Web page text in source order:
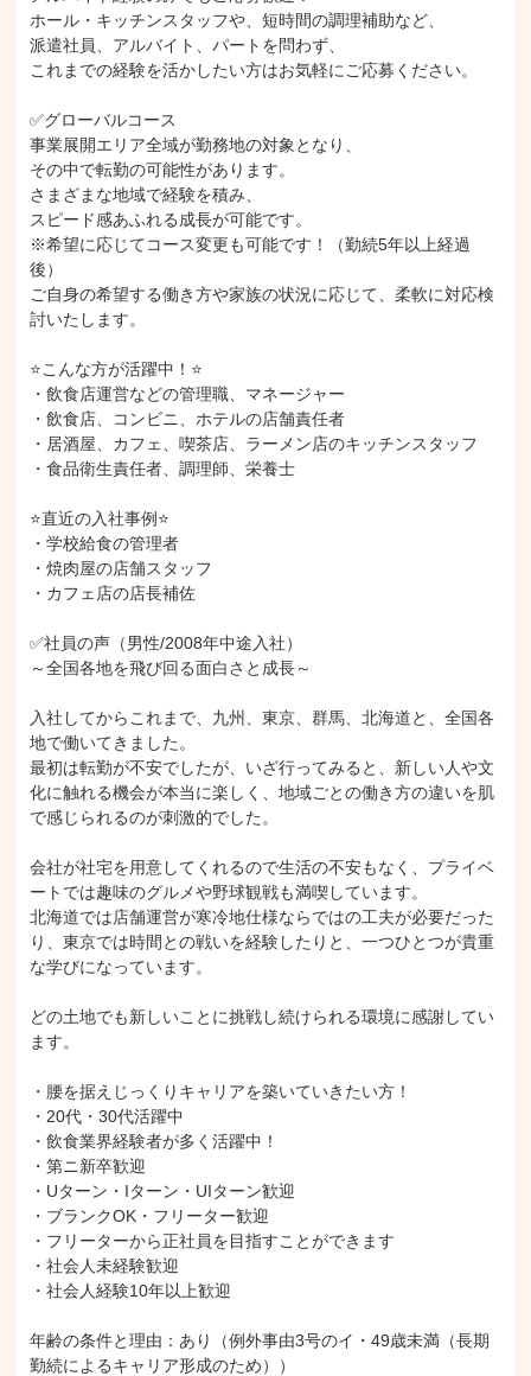
ホール・キッチンスタッフや、短時間の調理補助など、
派遣社員、アルバイト、パートを問わず、
これまでの経験を活かしたい方はお気軽にご応募ください。
✅グローバルコース
事業展開エリア全域が勤務地の対象となり、
その中で転勤の可能性があります。
さまざまな地域で経験を積み、
スピード感あふれる成長が可能です。
※希望に応じてコース変更も可能です！（勤続5年以上経過
後）
ご自身の希望する働き方や家族の状況に応じて、柔軟に対応検
討いたします。
⭐こんな方が活躍中！⭐
・飲食店運営などの管理職、マネージャー
・飲食店、コンビニ、ホテルの店舗責任者
・居酒屋、カフェ、喫茶店、ラーメン店のキッチンスタッフ
・食品衛生責任者、調理師、栄養士
⭐直近の入社事例⭐
・学校給食の管理者
・焼肉屋の店舗スタッフ
・カフェ店の店長補佐
✅社員の声（男性/2008年中途入社）
～全国各地を飛び回る面白さと成長～
入社してからこれまで、九州、東京、群馬、北海道と、全国各
地で働いてきました。
最初は転勤が不安でしたが、いざ行ってみると、新しい人や文
化に触れる機会が本当に楽しく、地域ごとの働き方の違いを肌
で感じられるのが刺激的でした。
会社が社宅を用意してくれるので生活の不安もなく、プライベ
ートでは趣味のグルメや野球観戦も満喫しています。
北海道では店舗運営が寒冷地仕様ならではの工夫が必要だった
り、東京では時間との戦いを経験したりと、一つひとつが貴重
な学びになっています。
どの土地でも新しいことに挑戦し続けられる環境に感謝してい
ます。
・腰を据えじっくりキャリアを築いていきたい方！
・20代・30代活躍中
・飲食業界経験者が多く活躍中！
・第ニ新卒歓迎
・Uターン・Iターン・UIターン歓迎
・ブランクOK・フリーター歓迎
・フリーターから正社員を目指すことができます
・社会人未経験歓迎
・社会人経験10年以上歓迎
年齢の条件と理由：あり（例外事由3号のイ・49歳未満（長期
勤続によるキャリア形成のため））